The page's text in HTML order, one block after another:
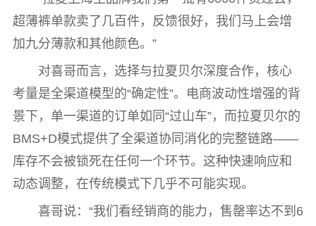
超薄裤单款卖了几百件，反馈很好，我们马上会增
加九分薄款和其他颜色。”
对喜哥而言，选择与拉夏贝尔深度合作，核心
考量是全渠道模型的“确定性”。电商波动性增强的背
景下，单一渠道的订单如同“过山车”，而拉夏贝尔的
BMS+D模式提供了全渠道协同消化的完整链路——
库存不会被锁死在任何一个环节。这种快速响应和
动态调整，在传统模式下几乎不可能实现。
喜哥说：“我们看经销商的能力，售罄率达不到6